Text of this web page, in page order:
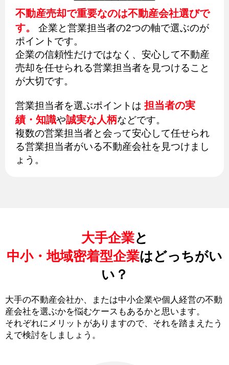
不動産売却で重要なのは不動産会社選びで
す。
企業と営業担当者の2つの軸で選ぶのが
ポイントです。
企業の信頼性だけではなく、安心して不動産
売却を任せられる営業担当者を見つけること
が大切です。
営業担当者を選ぶポイントは 担当者の実
績・知識や誠実な人柄などです。
複数の営業担当者と会って安心して任せられ
る営業担当者がいる不動産会社を見つけまし
ょう。
大手企業と
中小・地域密着型企業はどっちがい
い？
大手の不動産会社か、または中小企業や個人経営の不動
産会社を選ぶかを悩むケースもあるかと思います。
それぞれにメリットがありますので、それを踏まえたう
えで検討をしましょう。